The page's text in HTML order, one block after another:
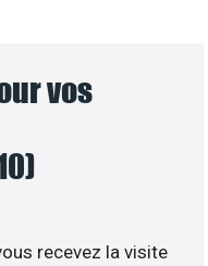
vos
recevez la visite